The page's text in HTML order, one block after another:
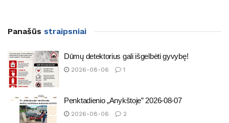
Panašūs straipsniai
Dūmų detektorius gali išgelbėti gyvybę!
2026-08-06 1
Penktadienio „Anykštoje” 2026-08-07
2026-08-06 2